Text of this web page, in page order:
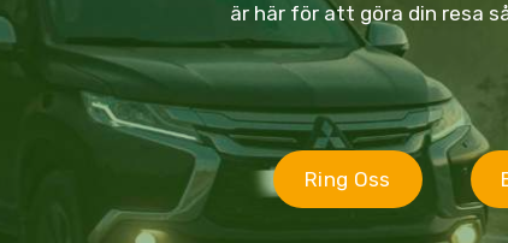
är här för att göra din resa
Ring Oss